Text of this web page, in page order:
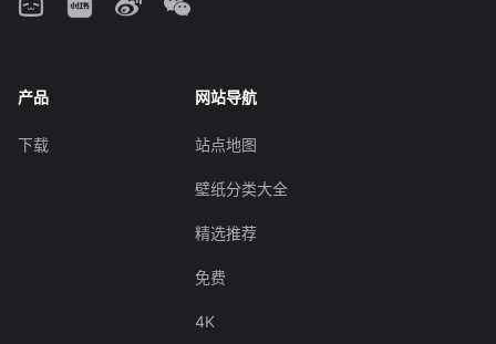
产品
下载
网站导航
站点地图
壁纸分类大全
精选推荐
免费
4K